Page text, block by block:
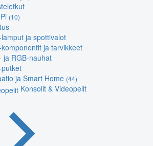
(10)
lamput ja spottivalot
komponentit ja tarvikkeet
ja RGB-nauhat
putket
ja Smart Home (44)
Konsolit & Videopelit